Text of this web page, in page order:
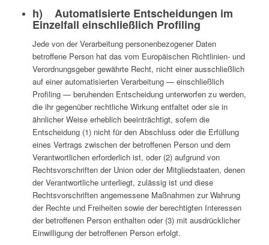
h) Automatisierte Entscheidungen im
Einzelfall einschließlich Profiling
Jede von der Verarbeitung personenbezogener Daten
betroffene Person hat das vom Europäischen Richtlinien- und
Verordnungsgeber gewährte Recht, nicht einer ausschließlich
auf einer automatisierten Verarbeitung — einschließlich
Profiling — beruhenden Entscheidung unterworfen zu werden,
die ihr gegenüber rechtliche Wirkung entfaltet oder sie in
ähnlicher Weise erheblich beeinträchtigt, sofern die
Entscheidung (1) nicht für den Abschluss oder die Erfüllung
eines Vertrags zwischen der betroffenen Person und dem
Verantwortlichen erforderlich ist, oder (2) aufgrund von
Rechtsvorschriften der Union oder der Mitgliedstaaten, denen
der Verantwortliche unterliegt, zulässig ist und diese
Rechtsvorschriften angemessene Maßnahmen zur Wahrung
der Rechte und Freiheiten sowie der berechtigten Interessen
der betroffenen Person enthalten oder (3) mit ausdrücklicher
Einwilligung der betroffenen Person erfolgt.